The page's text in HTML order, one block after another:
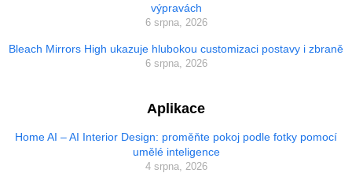
výpravách
6 srpna, 2026
Bleach Mirrors High ukazuje hlubokou customizaci postavy i zbraně
6 srpna, 2026
Aplikace
Home AI – AI Interior Design: proměňte pokoj podle fotky pomocí
umělé inteligence
4 srpna, 2026